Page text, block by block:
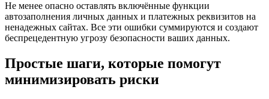
Не менее опасно оставлять включённые функции
автозаполнения личных данных и платежных реквизитов на
ненадежных сайтах. Все эти ошибки суммируются и создают
беспрецедентную угрозу безопасности ваших данных.
Простые шаги, которые помогут
минимизировать риски